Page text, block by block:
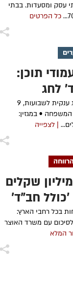
עסק ומסעדות. בבתי
כל הפרטים
תוכן:
לחג
שבועון 'כפר חב"ד' בחבילת חג ענקית לשבועות, 9
• במגזין:
| לצפייה
תוספת של 12.5 מיליון שקלים
חב"ד'
ל-11,000 משפחות בכל רחבי הארץ:
עם משרד האוצר
המלא
פריווא גאלדשטיין
אסתר פרידה חיימסון ע״ה
משה מייזליש